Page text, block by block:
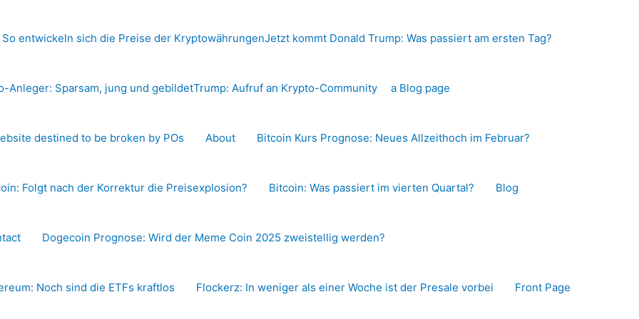
So entwickeln sich die Preise der KryptowährungenJetzt kommt Donald Trump: Was passiert am ersten Tag?
Anleger: Sparsam, jung und gebildetTrump: Aufruf an Krypto-Community a Blog page
destined to be broken by POs About Bitcoin Kurs Prognose: Neues Allzeithoch im Februar?
Folgt nach der Korrektur die Preisexplosion? Bitcoin: Was passiert im vierten Quartal? Blog
Dogecoin Prognose: Wird der Meme Coin 2025 zweistellig werden?
Noch sind die ETFs kraftlos Flockerz: In weniger als einer Woche ist der Presale vorbei Front Page